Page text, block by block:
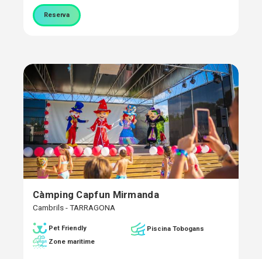
Reserva
Càmping Capfun Mirmanda
Cambrils - TARRAGONA
Pet Friendly
Piscina Tobogans
Zone maritime